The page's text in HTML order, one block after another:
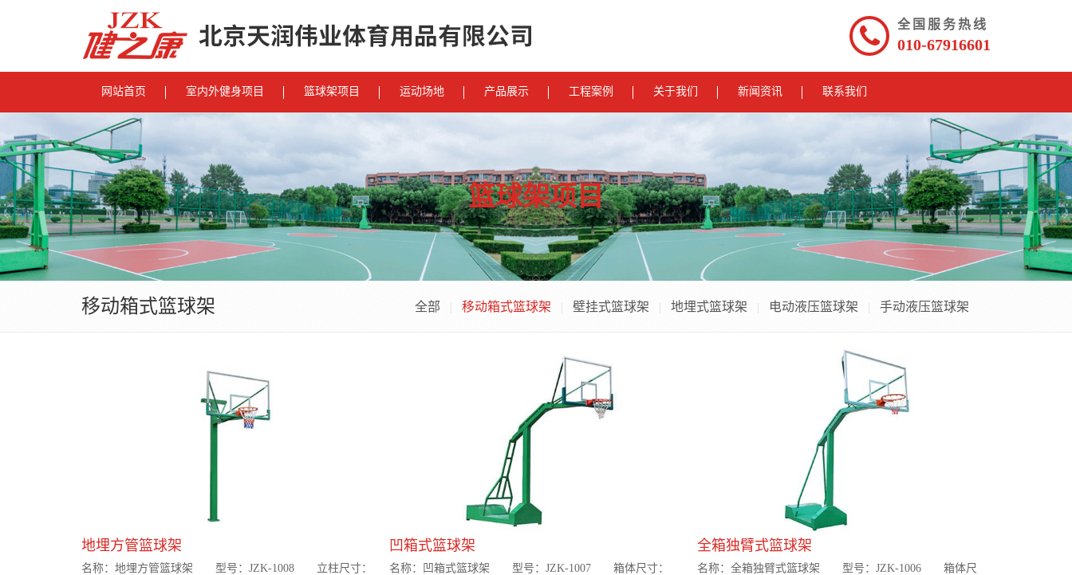
全国服务热线
010-67916601
网站首页 室内外健身项目 篮球架项目 运动场地 产品展示 工程案例 关于我们 新闻资讯 联系我们
篮球架项目
移动箱式篮球架 全部 移动箱式篮球架 壁挂式篮球架 地埋式篮球架 电动液压篮球架 手动液压篮球架
地埋方管篮球架
名称：地埋方管篮球架 型号：JZK-1008 立柱尺寸：
凹箱式篮球架
名称：凹箱式篮球架 型号：JZK-1007 箱体尺寸：
全箱独臂式篮球架
名称：全箱独臂式篮球架 型号：JZK-1006 箱体尺